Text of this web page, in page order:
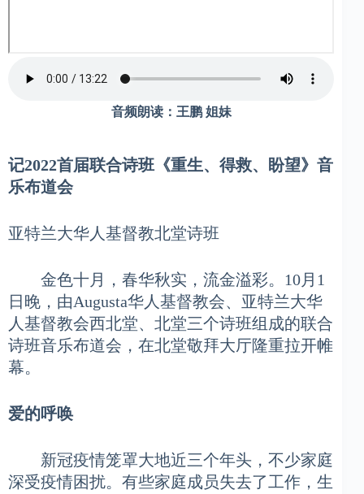
音频朗读：王鹏 姐妹
记2022首届联合诗班《重生、得救、盼望》音
乐布道会
亚特兰大华人基督教北堂诗班
金色十月，春华秋实，流金溢彩。10月1
日晚，由Augusta华人基督教会、亚特兰大华
人基督教会西北堂、北堂三个诗班组成的联合
诗班音乐布道会，在北堂敬拜大厅隆重拉开帷
幕。
爱的呼唤
新冠疫情笼罩大地近三个年头，不少家庭
深受疫情困扰。有些家庭成员失去了工作，生